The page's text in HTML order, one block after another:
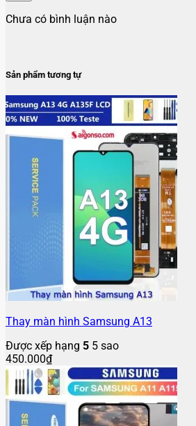
Chưa có bình luận nào
Sản phẩm tương tự
Thay màn hình Samsung A13
Được xếp hạng 5 5 sao
450.000₫